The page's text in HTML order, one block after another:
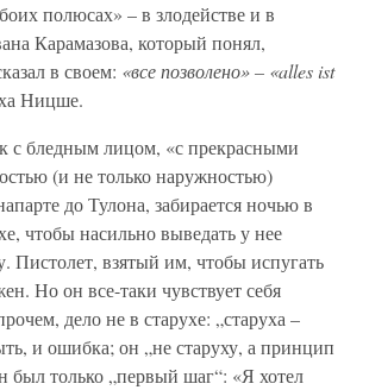
полюсах» – в злодействе и в
Карамазова, который понял,
в своем: «все позволено» – «alles ist
Ницше.
с бледным лицом, «с прекрасными
(и не только наружностью)
до Тулона, забирается ночью в
чтобы насильно выведать у нее
Пистолет, взятый им, чтобы испугать
Но он все-таки чувствует себя
дело не в старухе: „старуха –
и ошибка; он „не старуху, а принцип
был только „первый шаг“: «Я хотел